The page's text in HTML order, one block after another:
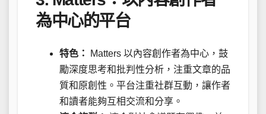
為中心的平台
特色：
Matters 以內容創作者為中心，鼓
勵深度思考和批判性分析，注重文章的品
質和原創性。平台注重社群互動，讓作者
和讀者能夠互相交流和分享。